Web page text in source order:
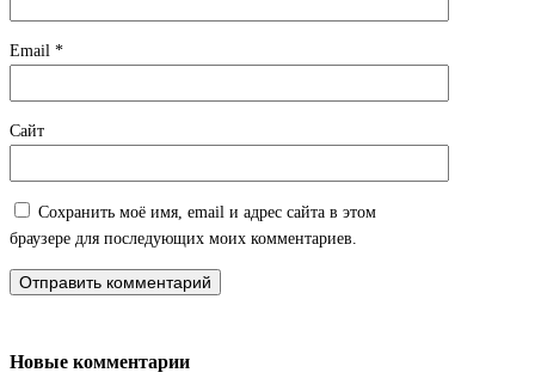
Email *
Сайт
Сохранить моё имя, email и адрес сайта в этом
браузере для последующих моих комментариев.
Новые комментарии